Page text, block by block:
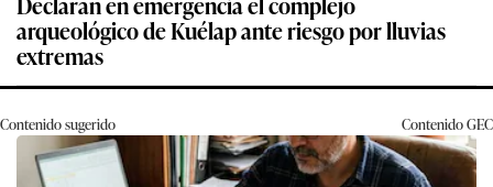
arqueológico de Kuélap ante riesgo por lluvias
extremas
Contenido sugerido ContenidoGEC